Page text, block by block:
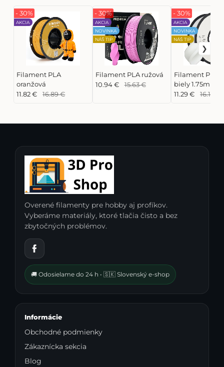
Filament PLA
oranžová
AKCIA
- 30%
11.82 € 16.89 €
Filament PLA ružová
AKCIA
NOVINKA
NÁŠ TIP
- 30%
10.94 € 15.63 €
Filament PLA
biely 1.75mm |
Lab 1kg
AKCIA
NOVINKA
NÁŠ TIP
- 30%
11.29 € 16.13 €
Overené filamenty pre hobby aj profíkov.
Vyberáme materiály, ktoré tlačia čisto a bez
zbytočných problémov.
🚚 Odosielame do 24 h • 🇸🇰 Slovenský e-shop
Informácie
Obchodné podmienky
Zákaznícka sekcia
Blog